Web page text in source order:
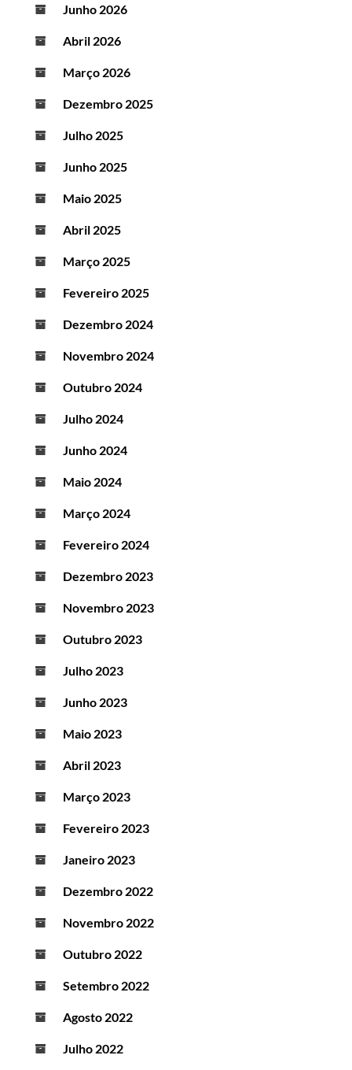
Junho 2026
Abril 2026
Março 2026
Dezembro 2025
Julho 2025
Junho 2025
Maio 2025
Abril 2025
Março 2025
Fevereiro 2025
Dezembro 2024
Novembro 2024
Outubro 2024
Julho 2024
Junho 2024
Maio 2024
Março 2024
Fevereiro 2024
Dezembro 2023
Novembro 2023
Outubro 2023
Julho 2023
Junho 2023
Maio 2023
Abril 2023
Março 2023
Fevereiro 2023
Janeiro 2023
Dezembro 2022
Novembro 2022
Outubro 2022
Setembro 2022
Agosto 2022
Julho 2022